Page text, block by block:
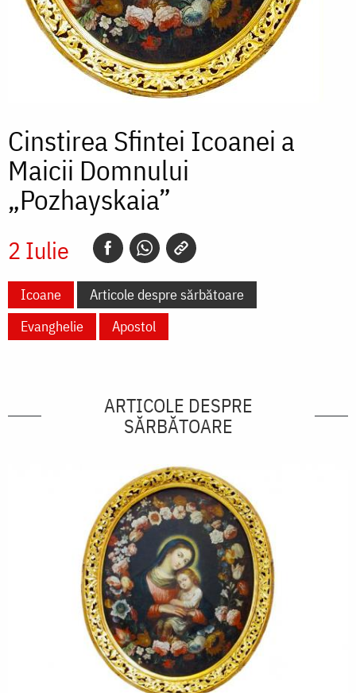
Cinstirea Sfintei Icoanei a
Maicii Domnului
„Pozhayskaia”
2 Iulie
Icoane
Articole despre sărbătoare
Evanghelie
Apostol
ARTICOLE DESPRE
SĂRBĂTOARE